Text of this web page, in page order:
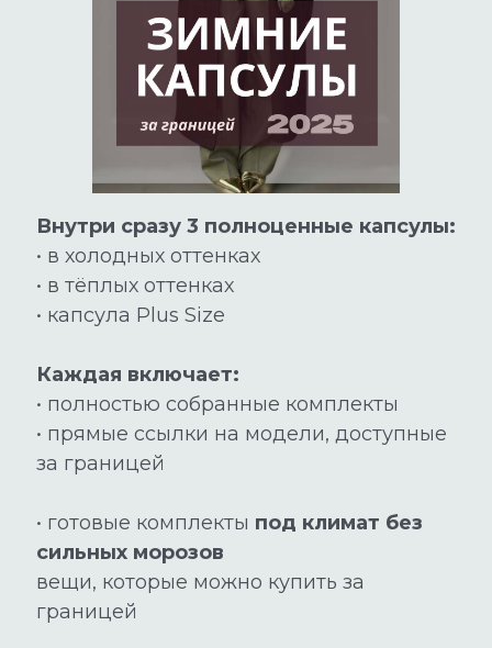
Внутри сразу 3 полноценные капсулы:
• в холодных оттенках
• в тёплых оттенках
• капсула Plus Size
Каждая включает:
• полностью собранные комплекты
• прямые ссылки на модели, доступные
за границей
• готовые комплекты под климат без
сильных морозов
вещи, которые можно купить за
границей